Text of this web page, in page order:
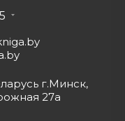
г.Минск,
27а